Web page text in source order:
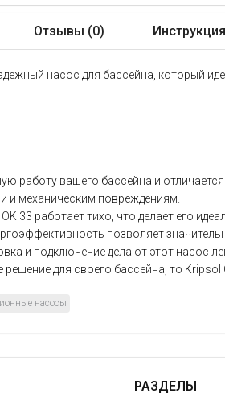
Отзывы (0) Инструкция
насос для бассейна, который
работу вашего бассейна и
и механическим повреждениям.
33 работает тихо, что делает его
позволяет
и подключение делают этот насос
для своего бассейна, то
насосы
РАЗДЕЛЫ